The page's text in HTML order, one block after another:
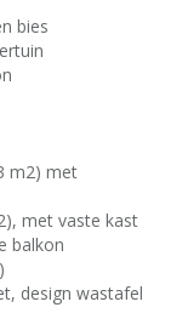
bies
m2) met
met vaste kast
balkon
design wastafel